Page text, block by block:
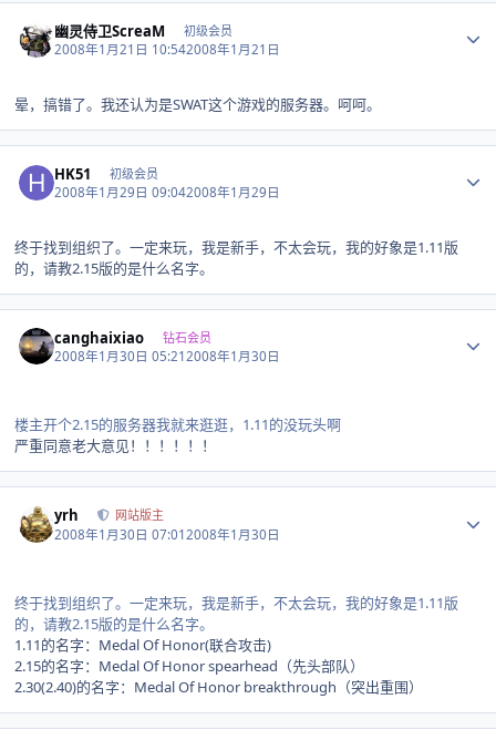
幽灵侍卫ScreaM 初级会员
2008年1月21日 10:542008年1月21日
晕，搞错了。我还认为是SWAT这个游戏的服务器。呵呵。
HK51 初级会员
2008年1月29日 09:042008年1月29日
终于找到组织了。一定来玩，我是新手，不太会玩，我的好象是1.11版
的，请教2.15版的是什么名字。
canghaixiao 钻石会员
2008年1月30日 05:212008年1月30日
楼主开个2.15的服务器我就来逛逛，1.11的没玩头啊
严重同意老大意见！！！！！！
yrh 网站版主
2008年1月30日 07:012008年1月30日
终于找到组织了。一定来玩，我是新手，不太会玩，我的好象是1.11版
的，请教2.15版的是什么名字。
1.11的名字：Medal Of Honor(联合攻击)
2.15的名字：Medal Of Honor spearhead（先头部队）
2.30(2.40)的名字：Medal Of Honor breakthrough（突出重围）